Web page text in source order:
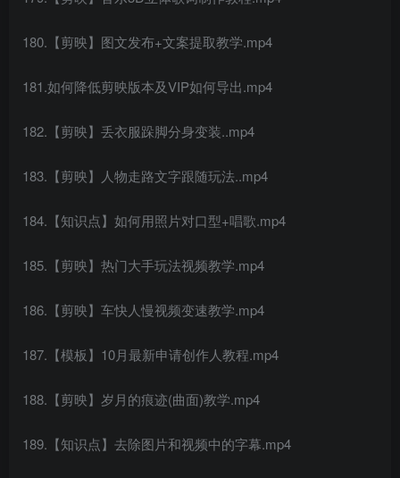
180.【剪映】图文发布+文案提取教学.mp4
181.如何降低剪映版本及VIP如何导出.mp4
182.【剪映】丢衣服跺脚分身变装..mp4
183.【剪映】人物走路文字跟随玩法..mp4
184.【知识点】如何用照片对口型+唱歌.mp4
185.【剪映】热门大手玩法视频教学.mp4
186.【剪映】车快人慢视频变速教学.mp4
187.【模板】10月最新申请创作人教程.mp4
188.【剪映】岁月的痕迹(曲面)教学.mp4
189.【知识点】去除图片和视频中的字幕.mp4